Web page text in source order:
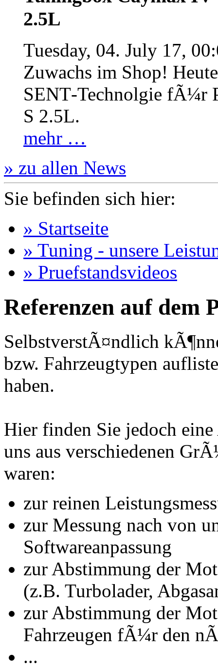
2.5L
Tuesday, 04. July 17,
Zuwachs im Shop!
SENT‐Technolgie fÃ¼r
S 2.5L.
mehr …
» zu allen News
Sie befinden sich hier:
» Startseite
» Tuning - unsere
» Pruefstandsvideos
Referenzen auf dem
SelbstverstÃ¤ndlich
bzw. Fahrzeugtypen
haben.
Hier finden Sie jedoch
uns aus verschiedenen
waren:
zur reinen
zur Messung nach von
Softwareanpassung
zur Abstimmung der
(z.B. Turbolader,
zur Abstimmung der
Fahrzeugen fÃ¼r den
...